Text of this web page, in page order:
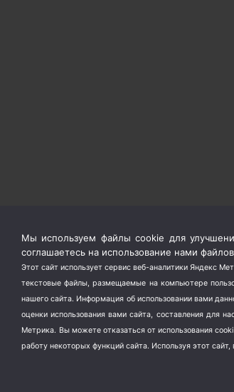
Мы используем файлы cookie для
соглашаетесь на использование нами
Этот сайт использует сервис веб-аналитики Яндекс
текстовые файлы, размещаемые на компьютере
нашего сайта. Информация об использовании вами
оценки использования вами сайта, составления для
Метрика. Вы можете отказаться от использования
работу некоторых функций сайта. Используя этот